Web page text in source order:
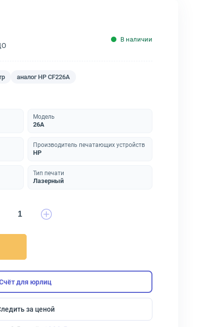
В наличии
аналог HP CF226A
Модель
26A
Производитель печатающих устройств
HP
Тип печати
Лазерный
для юрлиц
за ценой